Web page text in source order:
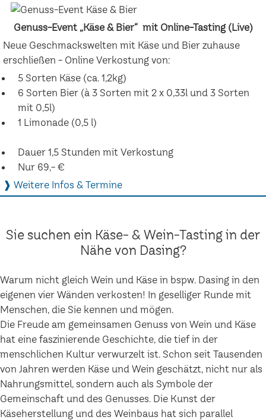
Genuss-Event „Käse & Bier“ mit Online-Tasting (Live)
Neue Geschmackswelten mit Käse und Bier zuhause
erschließen - Online Verkostung von:
5 Sorten Käse (ca. 1,2kg)
6 Sorten Bier (à 3 Sorten mit 2 x 0,33l und 3 Sorten
mit 0,5l)
1 Limonade (0,5 l)
Dauer 1,5 Stunden mit Verkostung
Nur 69,- €
❱ Weitere Infos & Termine
Sie suchen ein Käse- & Wein-Tasting in der
Nähe von Dasing?
Warum nicht gleich Wein und Käse in bspw. Dasing in den
eigenen vier Wänden verkosten! In geselliger Runde mit
Menschen, die Sie kennen und mögen.
Die Freude am gemeinsamen Genuss von Wein und Käse
hat eine faszinierende Geschichte, die tief in der
menschlichen Kultur verwurzelt ist. Schon seit Tausenden
von Jahren werden Käse und Wein geschätzt, nicht nur als
Nahrungsmittel, sondern auch als Symbole der
Gemeinschaft und des Genusses. Die Kunst der
Käseherstellung und des Weinbaus hat sich parallel